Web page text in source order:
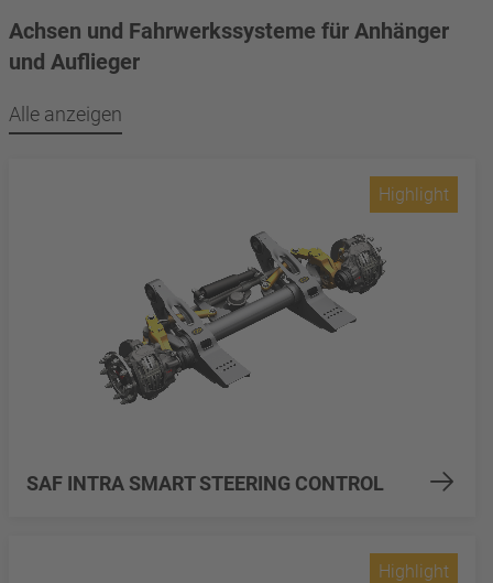
Achsen und Fahrwerkssysteme für Anhänger
und Auflieger
Alle anzeigen
SAF INTRA SMART STEERING CONTROL
Highlight
Highlight